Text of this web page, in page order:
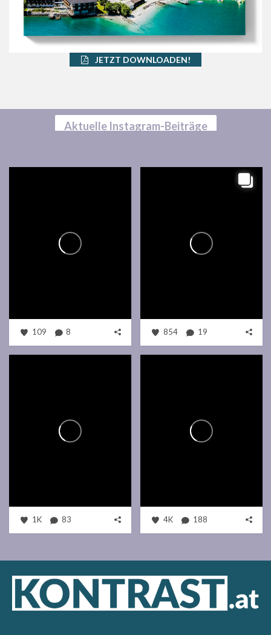
JETZT DOWNLOADEN!
Aktuelle Instagram-Beiträge
109 8 854 19
1K 83 4K 188